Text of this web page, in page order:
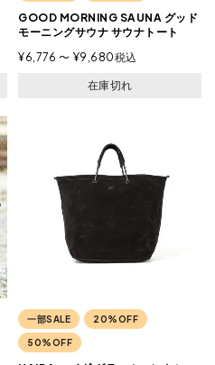
GOOD MORNING SAUNA グッド
モーニングサウナ サウナトート
¥6,776 〜 ¥9,680税込
在庫切れ
一部SALE 20%OFF
50%OFF